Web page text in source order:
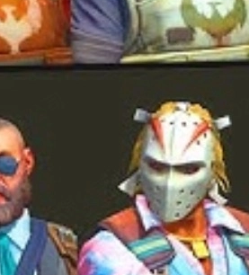
tiêu chí chính bao gồm:
so với model mặc định.
rõ, ít che tầm nhìn luôn là một ưu thế.
lộ, trong khi một số Agent lại rất khó
trên thị trường csgo skins và CS2
khi flick và spray.
mua nếu bạn thật sự thích phong